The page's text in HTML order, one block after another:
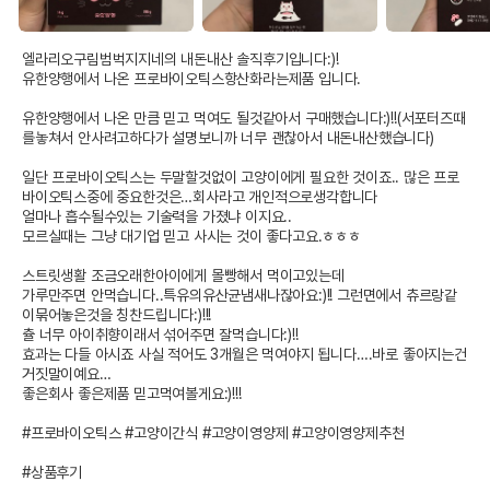
엘라리오구림범벅지지네의 내돈내산 솔직후기입니다:)!
유한양행에서 나온 프로바이오틱스항산화라는제품 입니다.
유한양행에서 나온 만큼 믿고 먹여도 될것같아서 구매했습니다:)!!(서포터즈때
를놓쳐서 안사려고하다가 설명보니까 너무 괜찮아서 내돈내산했습니다)
일단 프로바이오틱스는 두말할것없이 고양이에게 필요한 것이죠.. 많은 프로
바이오틱스중에 중요한것은…회사라고 개인적으로생각합니다
얼마나 흡수될수있는 기술력을 가졌냐 이지요..
모르실때는 그냥 대기업 믿고 사시는 것이 좋다고요.ㅎㅎㅎ
스트릿생활 조금오래한아이에게 몰빵해서 먹이고있는데
가루만주면 안먹습니다..특유의유산균냄새나잖아요:)!! 그런면에서 츄르랑같
이묶어놓은것을 칭찬드립니다:)!!!
츌 너무 아이취향이래서 섞어주면 잘먹습니다:)!!
효과는 다들 아시죠 사실 적어도 3개월은 먹여야지 됩니다….바로 좋아지는건
거짓말이예요…
좋은회사 좋은제품 믿고먹여볼게요:)!!!
#프로바이오틱스 #고양이간식 #고양이영양제 #고양이영양제추천
#상품후기